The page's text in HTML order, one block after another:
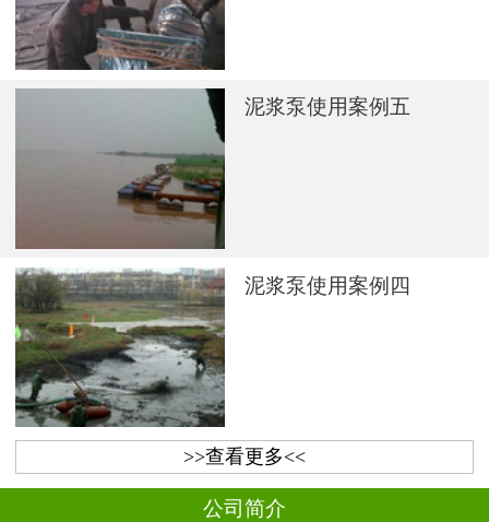
泥浆泵使用案例五
泥浆泵使用案例四
>>查看更多<<
公司简介